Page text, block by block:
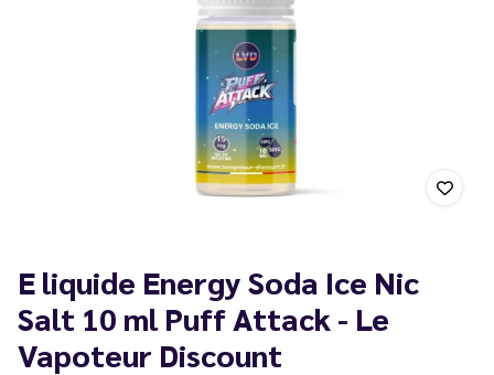
E liquide Energy Soda Ice Nic
Salt 10 ml Puff Attack - Le
Vapoteur Discount